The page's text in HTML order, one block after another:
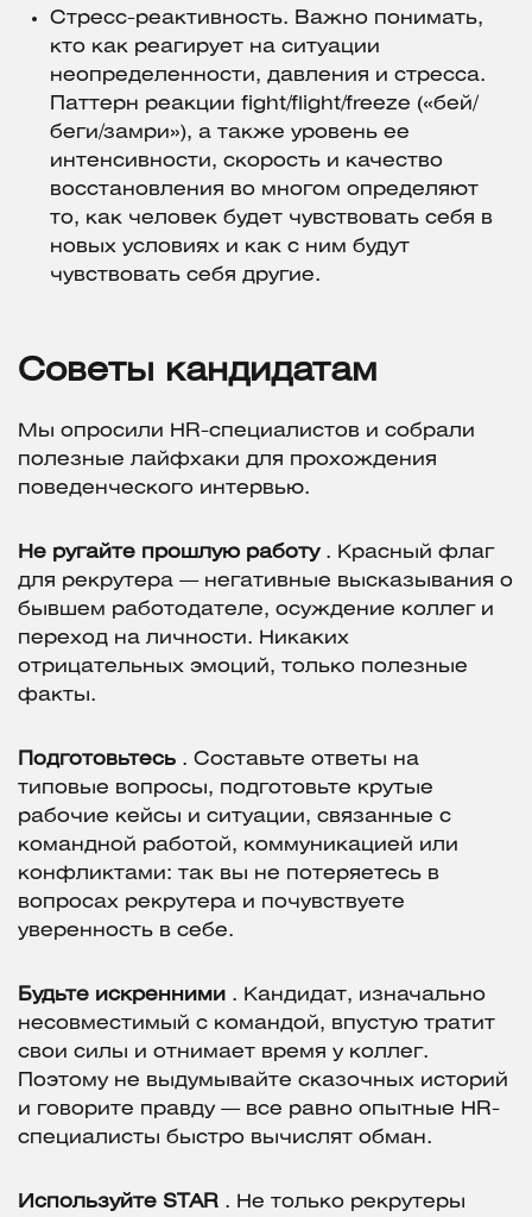
Стресс-реактивность. Важно понимать,
кто как реагирует на ситуации
неопределенности, давления и стресса.
Паттерн реакции fight/flight/freeze («бей/
беги/замри»), а также уровень ее
интенсивности, скорость и качество
восстановления во многом определяют
то, как человек будет чувствовать себя в
новых условиях и как с ним будут
чувствовать себя другие.
Советы кандидатам
Мы опросили HR-специалистов и собрали
полезные лайфхаки для прохождения
поведенческого интервью.
Не ругайте прошлую работу . Красный флаг
для рекрутера — негативные высказывания о
бывшем работодателе, осуждение коллег и
переход на личности. Никаких
отрицательных эмоций, только полезные
факты.
Подготовьтесь . Составьте ответы на
типовые вопросы, подготовьте крутые
рабочие кейсы и ситуации, связанные с
командной работой, коммуникацией или
конфликтами: так вы не потеряетесь в
вопросах рекрутера и почувствуете
уверенность в себе.
Будьте искренними . Кандидат, изначально
несовместимый с командой, впустую тратит
свои силы и отнимает время у коллег.
Поэтому не выдумывайте сказочных историй
и говорите правду — все равно опытные HR-
специалисты быстро вычислят обман.
Используйте STAR . Не только рекрутеры